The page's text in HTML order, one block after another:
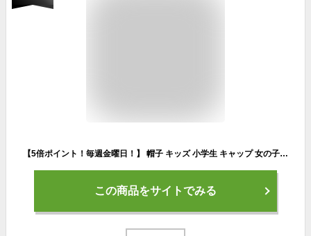
【5倍ポイント！毎週金曜日！】 帽子 キッズ 小学生 キャップ 女の子 男の子 撥水 日よけ UVカット 軽量 洗える 子供帽子 春 夏 秋 イエロー ピンク パープル ホワイト ベージュ グリーン 可愛い お揃い 幼稚園 保育園 小学生 通園 通学 SNK002
この商品をサイトでみる